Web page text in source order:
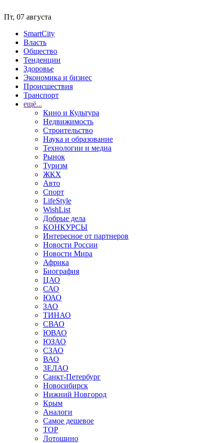
Пт, 07 августа
SmartCity
Власть
Общество
Тенденции
Здоровье
Экономика и бизнес
Происшествия
Транспорт
ещё...
Кино и Культура
Недвижимость
Строительство
Наука и образование
Технологии и медиа
Рынок
Туризм
ЖКХ
Авто
Спорт
LifeStyle
WishList
Добрые дела
КОНКУРСЫ
Интересное от партнеров
Новости России
Новости Мира
Африка
Биография
ЦАО
САО
ЮАО
ЗАО
ТИНАО
СВАО
ЮВАО
ЮЗАО
СЗАО
ВАО
ЗЕЛАО
Санкт-Петербург
Новосибирск
Нижний Новгород
Крым
Аналоги
Самое дешевое
TOP
Лотошино